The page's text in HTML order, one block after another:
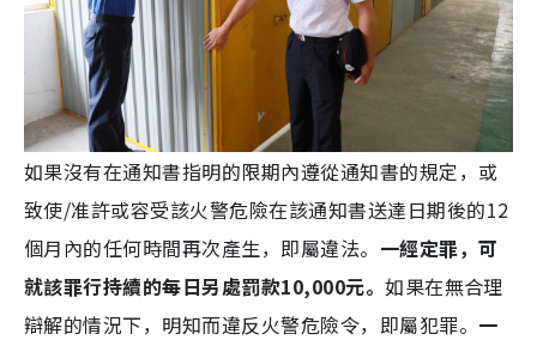
如果沒有在通知書指明的限期內遵從通知書的規定，或
致使/准許或容受該火警危險在該通知書送達日期後的12
個月內的任何時間再次產生，即屬違法。 一經定罪，可
就該罪行持續的每日另處罰款10,000元。如果在無合理
辯解的情況下，明知而違反火警危險令，即屬犯罪。 一